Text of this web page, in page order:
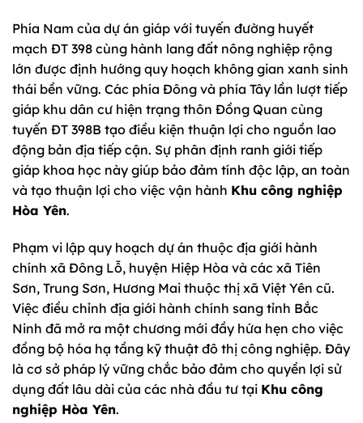
Phía Nam của dự án giáp với tuyến đường huyết
mạch ĐT 398 cùng hành lang đất nông nghiệp rộng
lớn được định hướng quy hoạch không gian xanh sinh
thái bền vững. Các phía Đông và phía Tây lần lượt tiếp
giáp khu dân cư hiện trạng thôn Đồng Quan cùng
tuyến ĐT 398B tạo điều kiện thuận lợi cho nguồn lao
động bản địa tiếp cận. Sự phân định ranh giới tiếp
giáp khoa học này giúp bảo đảm tính độc lập, an toàn
và tạo thuận lợi cho việc vận hành Khu công nghiệp
Hòa Yên.
Phạm vi lập quy hoạch dự án thuộc địa giới hành
chính xã Đông Lỗ, huyện Hiệp Hòa và các xã Tiên
Sơn, Trung Sơn, Hương Mai thuộc thị xã Việt Yên cũ.
Việc điều chỉnh địa giới hành chính sang tỉnh Bắc
Ninh đã mở ra một chương mới đầy hứa hẹn cho việc
đồng bộ hóa hạ tầng kỹ thuật đô thị công nghiệp. Đây
là cơ sở pháp lý vững chắc bảo đảm cho quyền lợi sử
dụng đất lâu dài của các nhà đầu tư tại Khu công
nghiệp Hòa Yên.